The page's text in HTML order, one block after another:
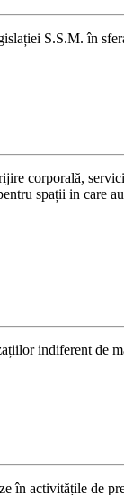
S.S.M. în
corporală,
spații in
indiferent
în activitățile de